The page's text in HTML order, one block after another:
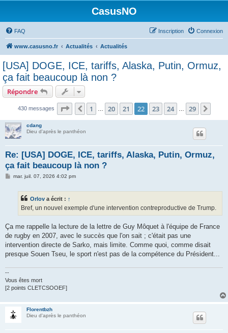
CasusNO
FAQ Connexion
Inscription
www.casusno.fr Actualités Actualités
[USA] DOGE, ICE, tariffs, Alaska, Putin, Ormuz,
ça fait beaucoup là non ?
Répondre
430 messages Page 22 sur 29
Précédent
1 20 21 22 23 24 29
cdang
Dieu d'après le panthéon
Re: [USA] DOGE, ICE, tariffs, Alaska, Putin, Ormuz,
ça fait beaucoup là non ?
Mmar. juil. 07, 2026 4:02 pm
Orlov a écrit : ↑
Bref, un nouvel exemple d'une intervention contreproductive de Trump.
Ça me rappelle la lecture de la lettre de Guy Môquet à l'équipe de France
de rugby en 2007, avec le succès que l'on sait ; c'était pas une
intervention directe de Sarko, mais limite. Comme quoi, comme disait
presque Souen Tseu, le sport n'est pas de la compétence du Président...
--
Vous êtes mort
[2 points CLETCSOOEF]
Florentbzh
Dieu d'après le panthéon